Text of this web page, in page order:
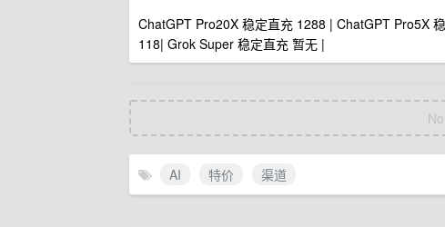
ChatGPT Pro20X 稳定直充 1288 | ChatGPT Pro5X
118| Grok Super 稳定直充 暂无 |
AI 特价 渠道